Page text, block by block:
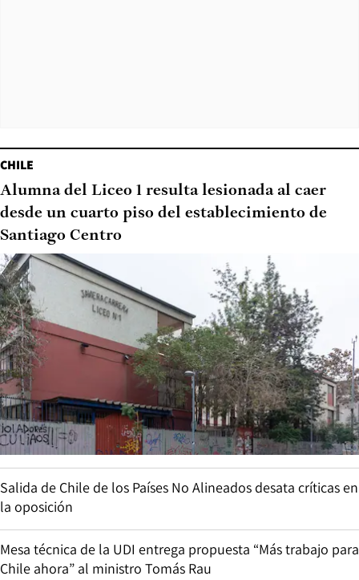
CHILE
Alumna del Liceo 1 resulta lesionada al caer
desde un cuarto piso del establecimiento de
Santiago Centro
Salida de Chile de los Países No Alineados desata críticas en
la oposición
Mesa técnica de la UDI entrega propuesta “Más trabajo para
Chile ahora” al ministro Tomás Rau